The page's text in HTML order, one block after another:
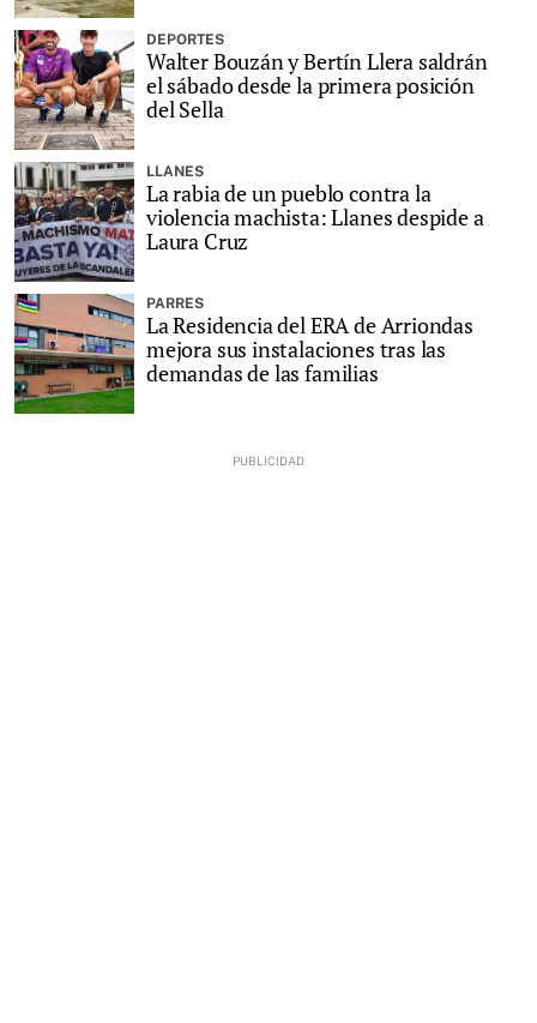
DEPORTES
Walter Bouzán y Bertín Llera saldrán
el sábado desde la primera posición
del Sella
LLANES
La rabia de un pueblo contra la
violencia machista: Llanes despide a
Laura Cruz
PARRES
La Residencia del ERA de Arriondas
mejora sus instalaciones tras las
demandas de las familias